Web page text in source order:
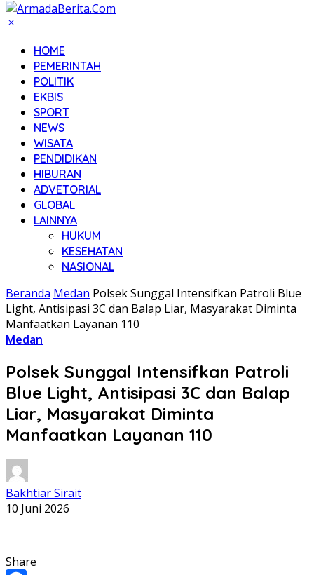
HOME
PEMERINTAH
POLITIK
EKBIS
SPORT
NEWS
WISATA
PENDIDIKAN
HIBURAN
ADVETORIAL
GLOBAL
LAINNYA
HUKUM
KESEHATAN
NASIONAL
Beranda Medan Polsek Sunggal Intensifkan Patroli Blue
Light, Antisipasi 3C dan Balap Liar, Masyarakat Diminta
Manfaatkan Layanan 110
Medan
Polsek Sunggal Intensifkan Patroli
Blue Light, Antisipasi 3C dan Balap
Liar, Masyarakat Diminta
Manfaatkan Layanan 110
Bakhtiar Sirait
10 Juni 2026
Share